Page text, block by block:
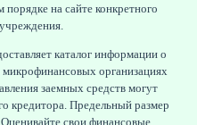
на сайте конкретного
каталог информации о
организациях
заемных средств могут
кредитора. Предельный размер
. Оценивайте свои финансовые